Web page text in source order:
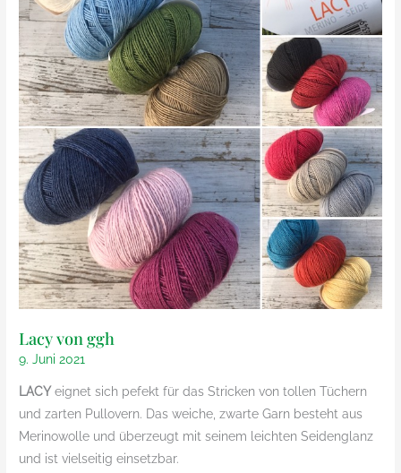
Lacy von ggh
9. Juni 2021
LACY eignet sich pefekt für das Stricken von tollen Tüchern
und zarten Pullovern. Das weiche, zwarte Garn besteht aus
Merinowolle und überzeugt mit seinem leichten Seidenglanz
und ist vielseitig einsetzbar.